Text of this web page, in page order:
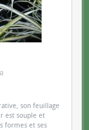
son feuillage
est souple et
formes et ses